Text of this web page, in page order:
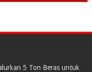
5 Ton Beras untuk